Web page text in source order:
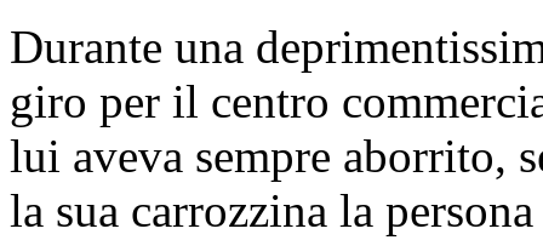
Durante una
giro per il centro
lui aveva sempre aborrito,
la sua carrozzina la